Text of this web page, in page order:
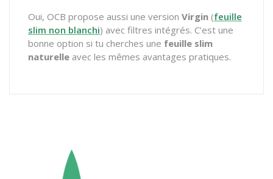
Oui, OCB propose aussi une version Virgin (feuille
slim non blanchi) avec filtres intégrés. C’est une
bonne option si tu cherches une feuille slim
naturelle avec les mêmes avantages pratiques.